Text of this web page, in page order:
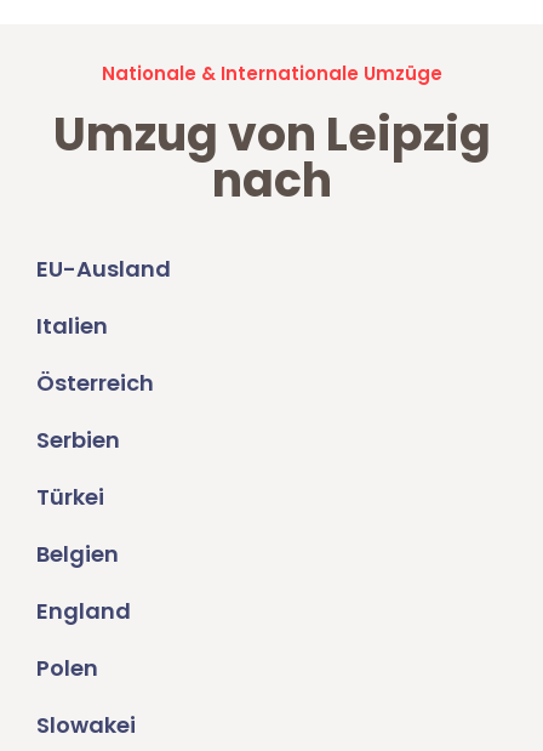
Nationale & Internationale Umzüge
Umzug von Leipzig
nach
EU-Ausland
Italien
Österreich
Serbien
Türkei
Belgien
England
Polen
Slowakei